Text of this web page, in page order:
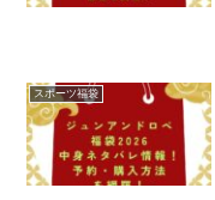
スポーツ福袋